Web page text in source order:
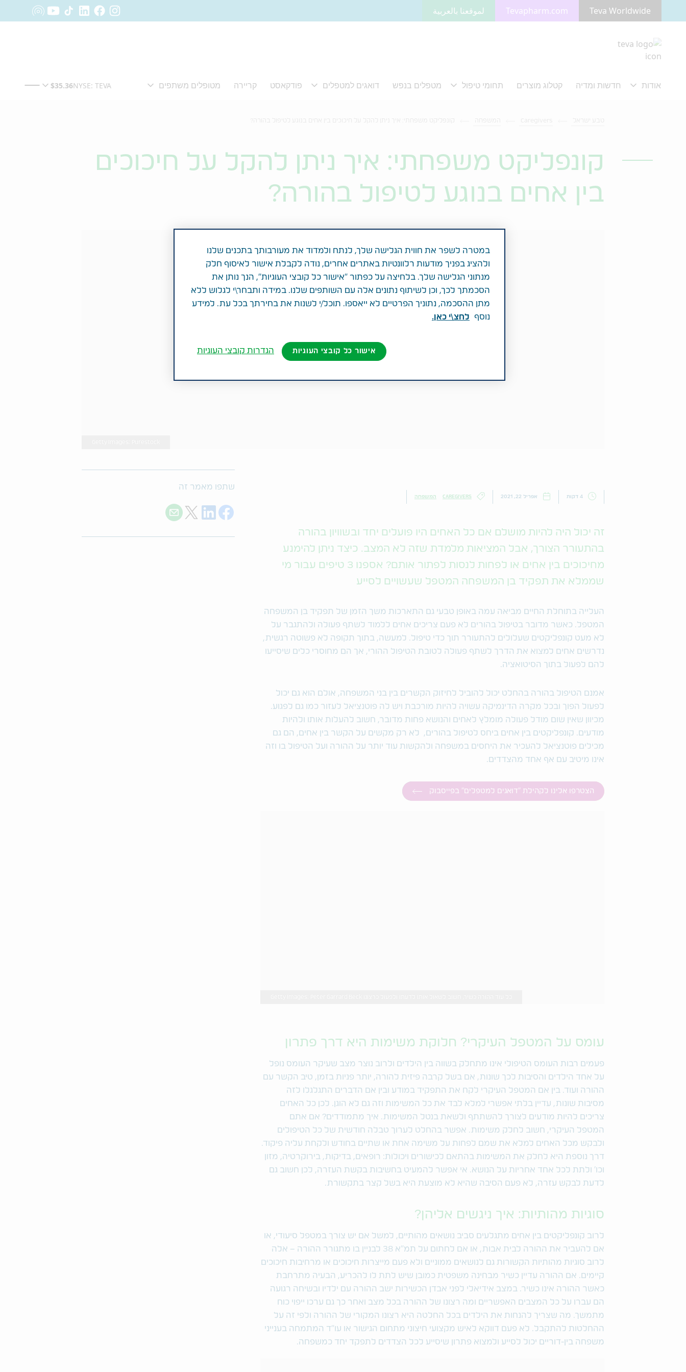
מעבר לתוכן המרכזי
Teva Worldwide
Tevapharm.com لموقعنا بالعربية
קונפליקט משפחתי: איך ניתן להקל על חיכוכים
בין אחים בנוגע לטיפול בהורה?
4 דקות אפריל 22, 2021 CAREGIVERS המשפחה
זה יכול היה להיות מושלם אם כל האחים היו פועלים יחד ובשוויון בהורה
בהתעורר הצורך, אבל המציאות מלמדת שזה לא המצב. כיצד ניתן להימנע
מחיכוכים בין אחים או לפחות לנסות לפתור אותם? אספנו 3 טיפים עבור מי
שממלא את תפקיד בן המשפחה המטפל שעשויים לסייע
העלייה בתוחלת החיים מביאה עמה באופן טבעי גם התארכות משך הזמן של תפקיד בן המשפחה
המטפל. כאשר מדובר בטיפול בהורים לא פעם צריכים אחים ללמוד לשתף פעולה ולהתגבר על
לא מעט קונפליקטים שעלולים להתעורר תוך כדי טיפול. למעשה, בתוך תקופה לא פשוטה רגשית,
נדרשים אחים למצוא את הדרך לשתף פעולה לטובת הטיפול ההורי, אך הם מחוסרי כלים שיסייעו
להם לפעול בתוך הסיטואציה.
אמנם הטיפול בהורה בהחלט יכול להוביל לחיזוק הקשרים בין בני המשפחה, אולם הוא גם יכול
לפעול הפוך ובכל מקרה הדינמיקה עשויה להיות מורכבת ויש לה פוטנציאל לעזור כמו גם לפגוע.
מכיוון שאין שום מודל פעולה מומלץ לאחים והנושא פחות מדובר, חשוב להעלות אותו ולהיות
מודעים. קונפליקטים בין אחים ביחס לטיפול בהורים, לא רק מקשים על הקשר בין אחים, הם גם
מכילים פוטנציאל להעכיר את היחסים במשפחה ולהקשות עוד יותר על ההורה ועל הטיפול בו וזה
אינו מיטיב עם אף אחד מהצדדים.
הצטרפו אלינו לקהילת "דואגים למטפלים" בפייסבוק
עומס על המטפל העיקרי? חלוקת משימות היא דרך פתרון
פעמים רבות העומס הטיפולי אינו מתחלק בשווה בין הילדים ולרוב נוצר מצב שעיקר העומס נופל
על אחד הילדים והסיבות לכך שונות, אם בשל קרבה פיזית להורה, יותר פניות בזמן, טיב הקשר עם
ההורה ועוד. בין אם המטפל העיקרי לקח את התפקיד במודע ובין אם הדברים התגלגלו לזה
מסיבות שונות, עדיין בלתי אפשרי למלא לבד את כל המשימות וזה גם לא הוגן. לכן כל האחים
צריכים להיות מודעים לצורך להשתתף ולשאת בנטל המשימות. איך מתמודדים? אם אתם
המטפל העיקרי, חשוב לחלק משימות. אפשר בהחלט לערוך טבלה חודשית של כל הטיפולים
ולבקש מכל האחים למלא את שמם לפחות על משימה אחת או שתיים בחודש ולקחת עליה פיקוד.
דרך נוספת היא לחלק את המשימות בהתאם לכישורים ויכולות: רופאים, בדיקות, בירוקרטיה, מזון
וכו' ולתת לכל אחד אחריות על הנושא. אי אפשר להמעיט בחשיבות בקשת העזרה, לכן חשוב גם
לדעת לבקש עזרה, לא פעם הסיבה שהיא לא מוצעת היא בשל קצר בתקשורת.
סוגיות מהותיות: איך ניגשים אליהן?
לרוב קונפליקטים בין אחים מתגלעים סביב נושאים מהותיים, למשל אם יש צורך במטפל סיעודי, או
אם להעביר את ההורה לבית אבות, או אם לחתום על תמ"א 38 לבניין בו מתגורר ההורה – אלה
לרוב סוגיות מהותיות הקשורות גם לנושאים ממוניים ולא פעם מייצרות חיכוכים או מרחיבות חיכוכים
קיימים. אם ההורה עדיין כשיר מבחינה משפטית כמובן שיש לתת לו להכריע, הבעיה מתרחבת
כאשר ההורה אינו כשיר. במצב אידיאלי לפני אבדן הכשירות ישב ההורה עם ילדיו ובשיחה רגועה
הם עברו על כל המצבים האפשריים ומה רצונו של ההורה בכל מצב ואחר כך גם ערכו ייפוי כוח
מתמשך. מה שצריך להנחות את הילדים בכל החלטה היא רצונו המקורי של ההורה ולפי זה על
ההחלטות להתקבל. לא פעם דווקא לאיש מקצועי חיצוני מתחום הגישור או עו"ד המתמחה בענייני
משפחה בין-דוריים יכול לסייע ולמצוא פתרון שיסייע לכל הצדדים לתפקד יחד כמשפחה.
שתפו מאמר זה
Share on Facebook
Share on LinkedIn
Share on Twitter
Share with E-mail
במטרה לשפר את חווית הגלישה שלך, לנתח ולמדוד את מעורבותך בתכנים שלנו
ולהציג בפניך מודעות רלוונטיות באתרים אחרים, נודה לקבלת אישור לאיסוף חלק
מנתוני הגלישה שלך. בלחיצה על כפתור "אישור כל קובצי העוגיות", הנך נותן את
הסכמתך לכך, וכן לשיתוף נתונים אלה עם השותפים שלנו. במידה ותבחר\י לגלוש ללא
מתן ההסכמה, נתוניך הפרטיים לא ייאספו. תוכל/י לשנות את בחירתך בכל עת. למידע
נוסף
לחצ\י כאן.
אישור כל קובצי העוגיות הגדרות קובצי העוגיות